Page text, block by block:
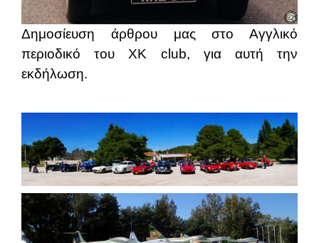
Δημοσίευση άρθρου μας στο Αγγλικό
περιοδικό του XK club, για αυτή την
εκδήλωση.